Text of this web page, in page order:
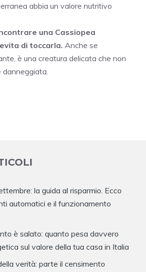
abbia un valore nutritivo
una Cassiopea
di toccarla. Anche se
è una creatura delicata che non
la guida al risparmio. Ecco
automatici e il funzionamento
è salato: quanto pesa davvero
sul valore della tua casa in Italia
verità: parte il censimento